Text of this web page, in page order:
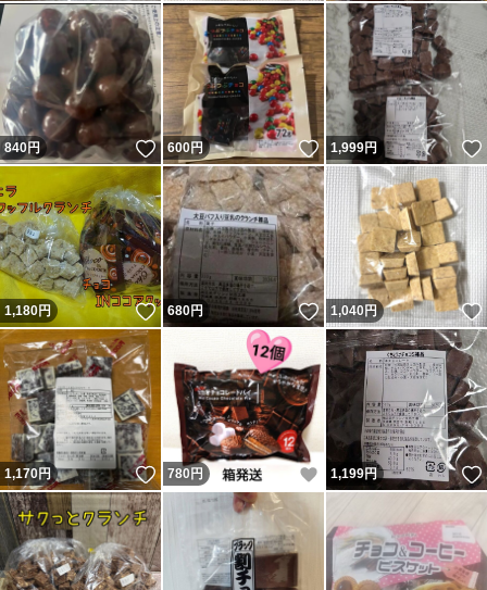
840円 いいね！
600円 いいね！
1,999円
1,180円 いいね！
680円 いいね！
1,040 円
1,170円 いいね！
780 円 いいね！
1,199円